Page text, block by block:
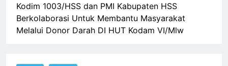
Kodim 1003/HSS dan PMI Kabupaten HSS
Berkolaborasi Untuk Membantu Masyarakat
Melalui Donor Darah DI HUT Kodam VI/Mlw